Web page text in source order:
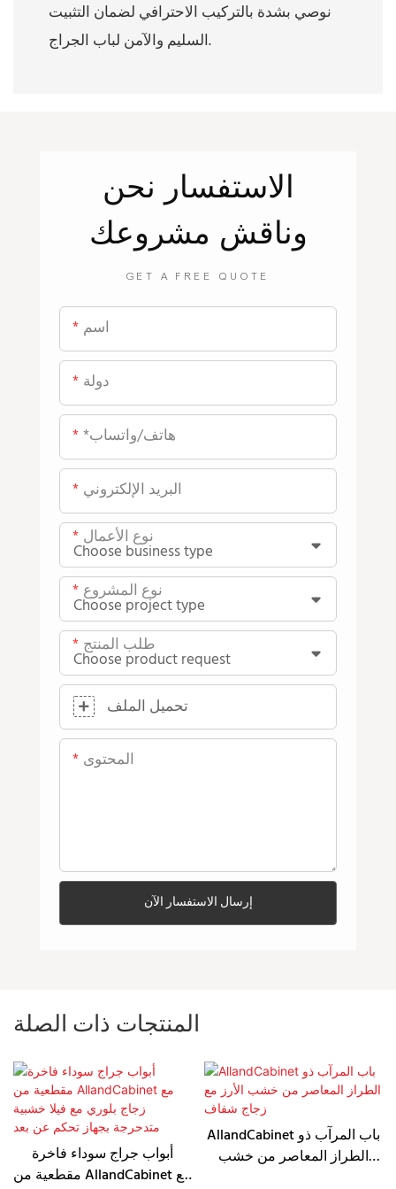
نوصي بشدة بالتركيب الاحترافي لضمان التثبيت
السليم والآمن لباب الجراج.
الاستفسار نحن
وناقش مشروعك
GET A FREE QUOTE
اسم
دولة
*هاتف/واتساب
البريد الإلكتروني
نوع الأعمال
نوع المشروع
طلب المنتج
تحميل الملف
المحتوى
إرسال الاستفسار الآن
المنتجات ذات الصلة
أبواب جراج سوداء فاخرة
مقطعية من AllandCabinet مع
AllandCabinet باب المرآب ذو
الطراز المعاصر من خشب